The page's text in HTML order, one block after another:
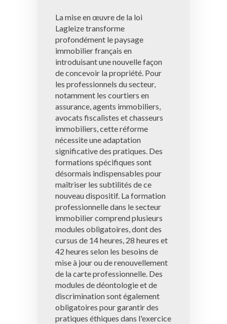
La mise en œuvre de la loi
Lagleize transforme
profondément le paysage
immobilier français en
introduisant une nouvelle façon
de concevoir la propriété. Pour
les professionnels du secteur,
notamment les courtiers en
assurance, agents immobiliers,
avocats fiscalistes et chasseurs
immobiliers, cette réforme
nécessite une adaptation
significative des pratiques. Des
formations spécifiques sont
désormais indispensables pour
maîtriser les subtilités de ce
nouveau dispositif. La formation
professionnelle dans le secteur
immobilier comprend plusieurs
modules obligatoires, dont des
cursus de 14 heures, 28 heures et
42 heures selon les besoins de
mise à jour ou de renouvellement
de la carte professionnelle. Des
modules de déontologie et de
discrimination sont également
obligatoires pour garantir des
pratiques éthiques dans l'exercice